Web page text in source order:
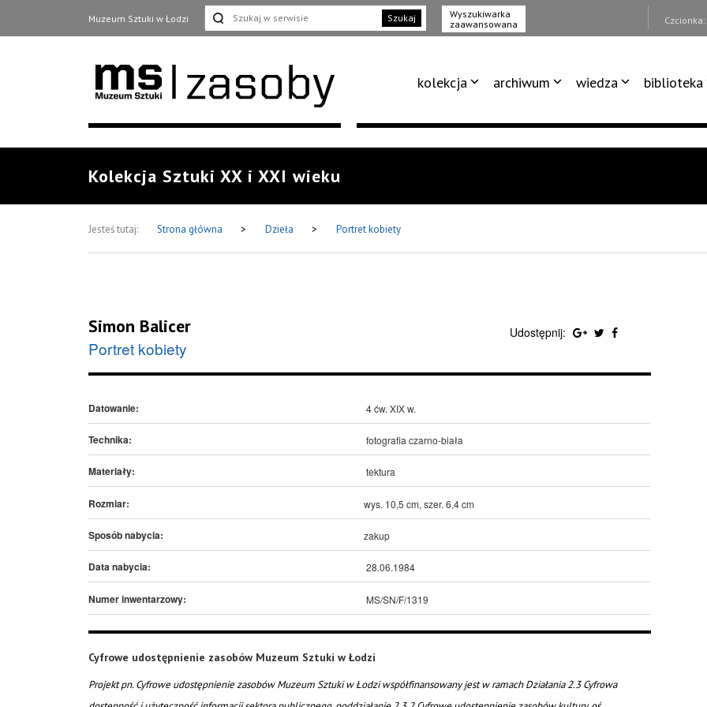
Muzeum Sztuki w Łodzi Szukaj
Wyszukiwarka
zaawansowana
Czcionka:
kolekcja archiwum wiedza biblioteka
Kolekcja Sztuki XX i XXI wieku
Jesteś tutaj: Strona główna > Dzieła > Portret kobiety
Simon Balicer
Portret kobiety
Udostępnij:
Datowanie: 4 ćw. XIX w.
Technika: fotografia czarno-biała
Materiały: tektura
Rozmiar: wys. 10,5 cm, szer. 6,4 cm
Sposób nabycia: zakup
Data nabycia: 28.06.1984
Numer inwentarzowy: MS/SN/F/1319
Cyfrowe udostępnienie zasobów Muzeum Sztuki w Łodzi
Projekt pn. Cyfrowe udostępnienie zasobów Muzeum Sztuki w Łodzi współfinansowany jest w ramach Działania 2.3 Cyfrowa